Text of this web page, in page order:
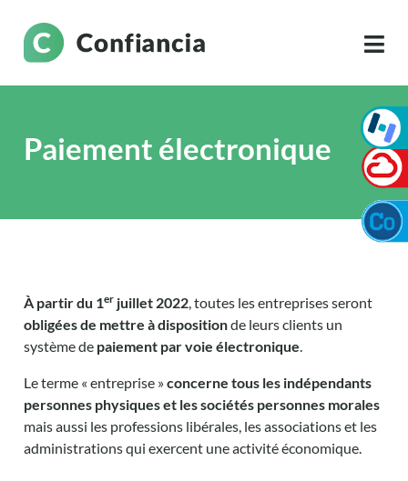
Paiement électronique
À partir du 1er juillet 2022, toutes les entreprises seront
obligées de mettre à dispositionde leurs clients un
système de paiement par voie électronique.
Le terme « entreprise »concerne tous les indépendants
personnes physiques et les sociétés personnes morales
mais aussi les professions libérales, les associations et les
administrations qui exercent une activité économique.